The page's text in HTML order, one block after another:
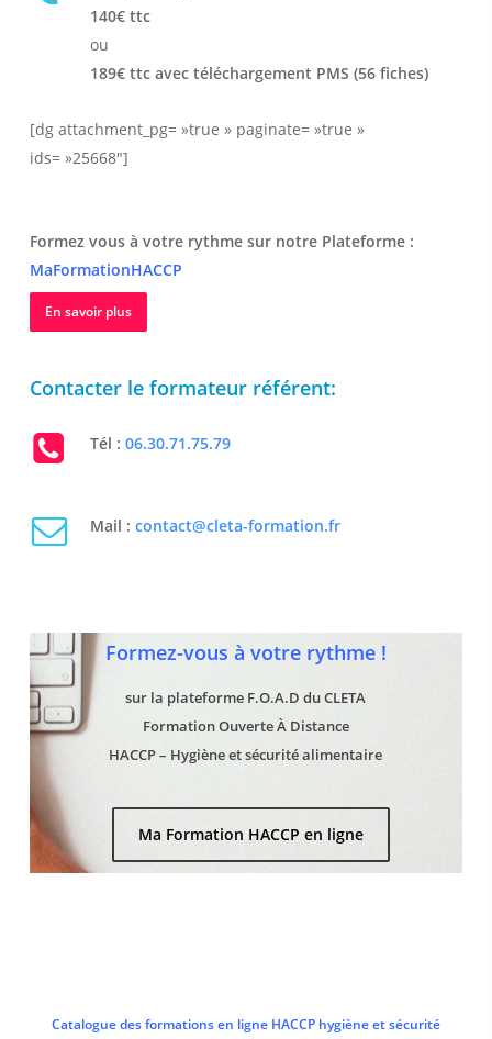
140€ ttc
ou
189€ ttc avec téléchargement PMS (56 fiches)
[dg attachment_pg= »true » paginate= »true »
ids= »25668″]
Formez vous à votre rythme sur notre Plateforme :
MaFormationHACCP
En savoir plus
Contacter le formateur référent:
Tél :06.30.71.75.79
Mail :contact@cleta-formation.fr
Formez-vous à votre rythme !
sur la plateforme F.O.A.D du CLETA
Formation Ouverte À Distance
HACCP – Hygiène et sécurité alimentaire
Ma Formation HACCP en ligne
Catalogue des formations en ligne HACCP hygiène et sécurité